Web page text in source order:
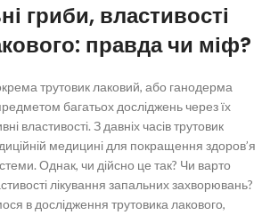
гриби, властивості
правда чи міф?
трутовик лаковий, або ганодерма
багатьох досліджень через їх
властивості. З давніх часів трутовик
медицині для покращення здоров’я
Однак, чи дійсно це так? Чи варто
лікування запальних захворювань?
в дослідження трутовика лакового,